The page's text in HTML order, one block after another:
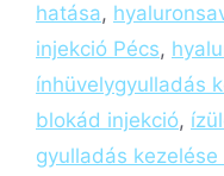
hatása,
injekció Pécs,
ínhüvelygyulladás
blokád injekció,
gyulladás kezelése